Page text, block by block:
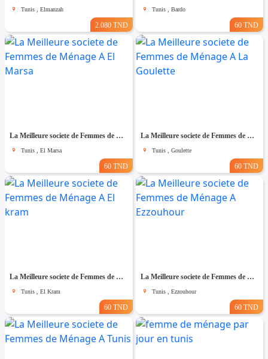
Tunis , Elmanzah
2.080 TND
Tunis , Bardo
60 TND
La Meilleure societe de Femmes de Ménage A El Marsa
Tunis , El Marsa
60 TND
La Meilleure societe de Femmes de Ménage A La Goulette
Tunis , Goulette
60 TND
La Meilleure societe de Femmes de Ménage A El kram
Tunis , El Kram
60 TND
La Meilleure societe de Femmes de Ménage A Ezzouhour
Tunis , Ezzouhour
60 TND